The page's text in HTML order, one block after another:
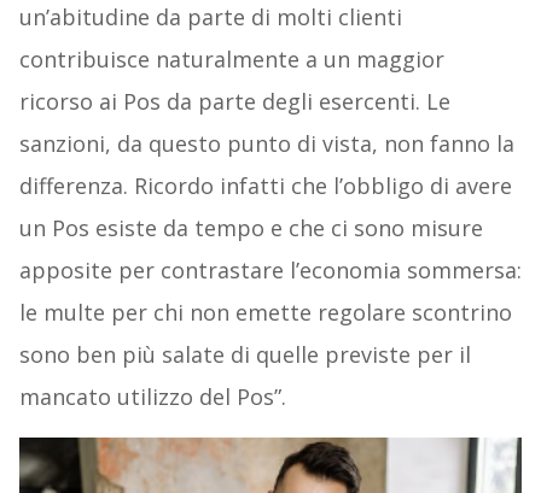
un’abitudine da parte di molti clienti
contribuisce naturalmente a un maggior
ricorso ai Pos da parte degli esercenti. Le
sanzioni, da questo punto di vista, non fanno la
differenza. Ricordo infatti che l’obbligo di avere
un Pos esiste da tempo e che ci sono misure
apposite per contrastare l’economia sommersa:
le multe per chi non emette regolare scontrino
sono ben più salate di quelle previste per il
mancato utilizzo del Pos”.